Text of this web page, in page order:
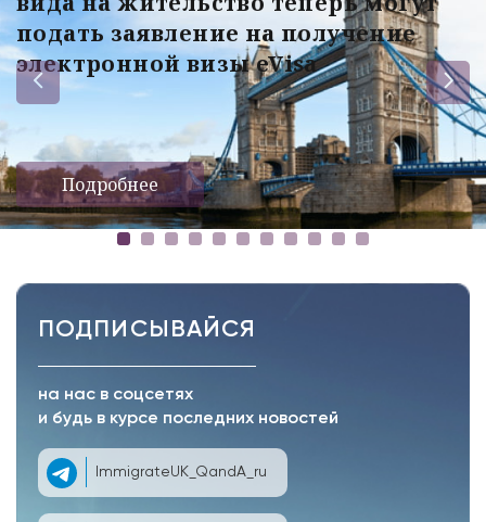
подать заявление на получение
электронной визы eVisa
Подробнее
ПОДПИСЫВАЙСЯ
на нас в соцсетях
и будь в курсе последних новостей
ImmigrateUK_QandA_ru